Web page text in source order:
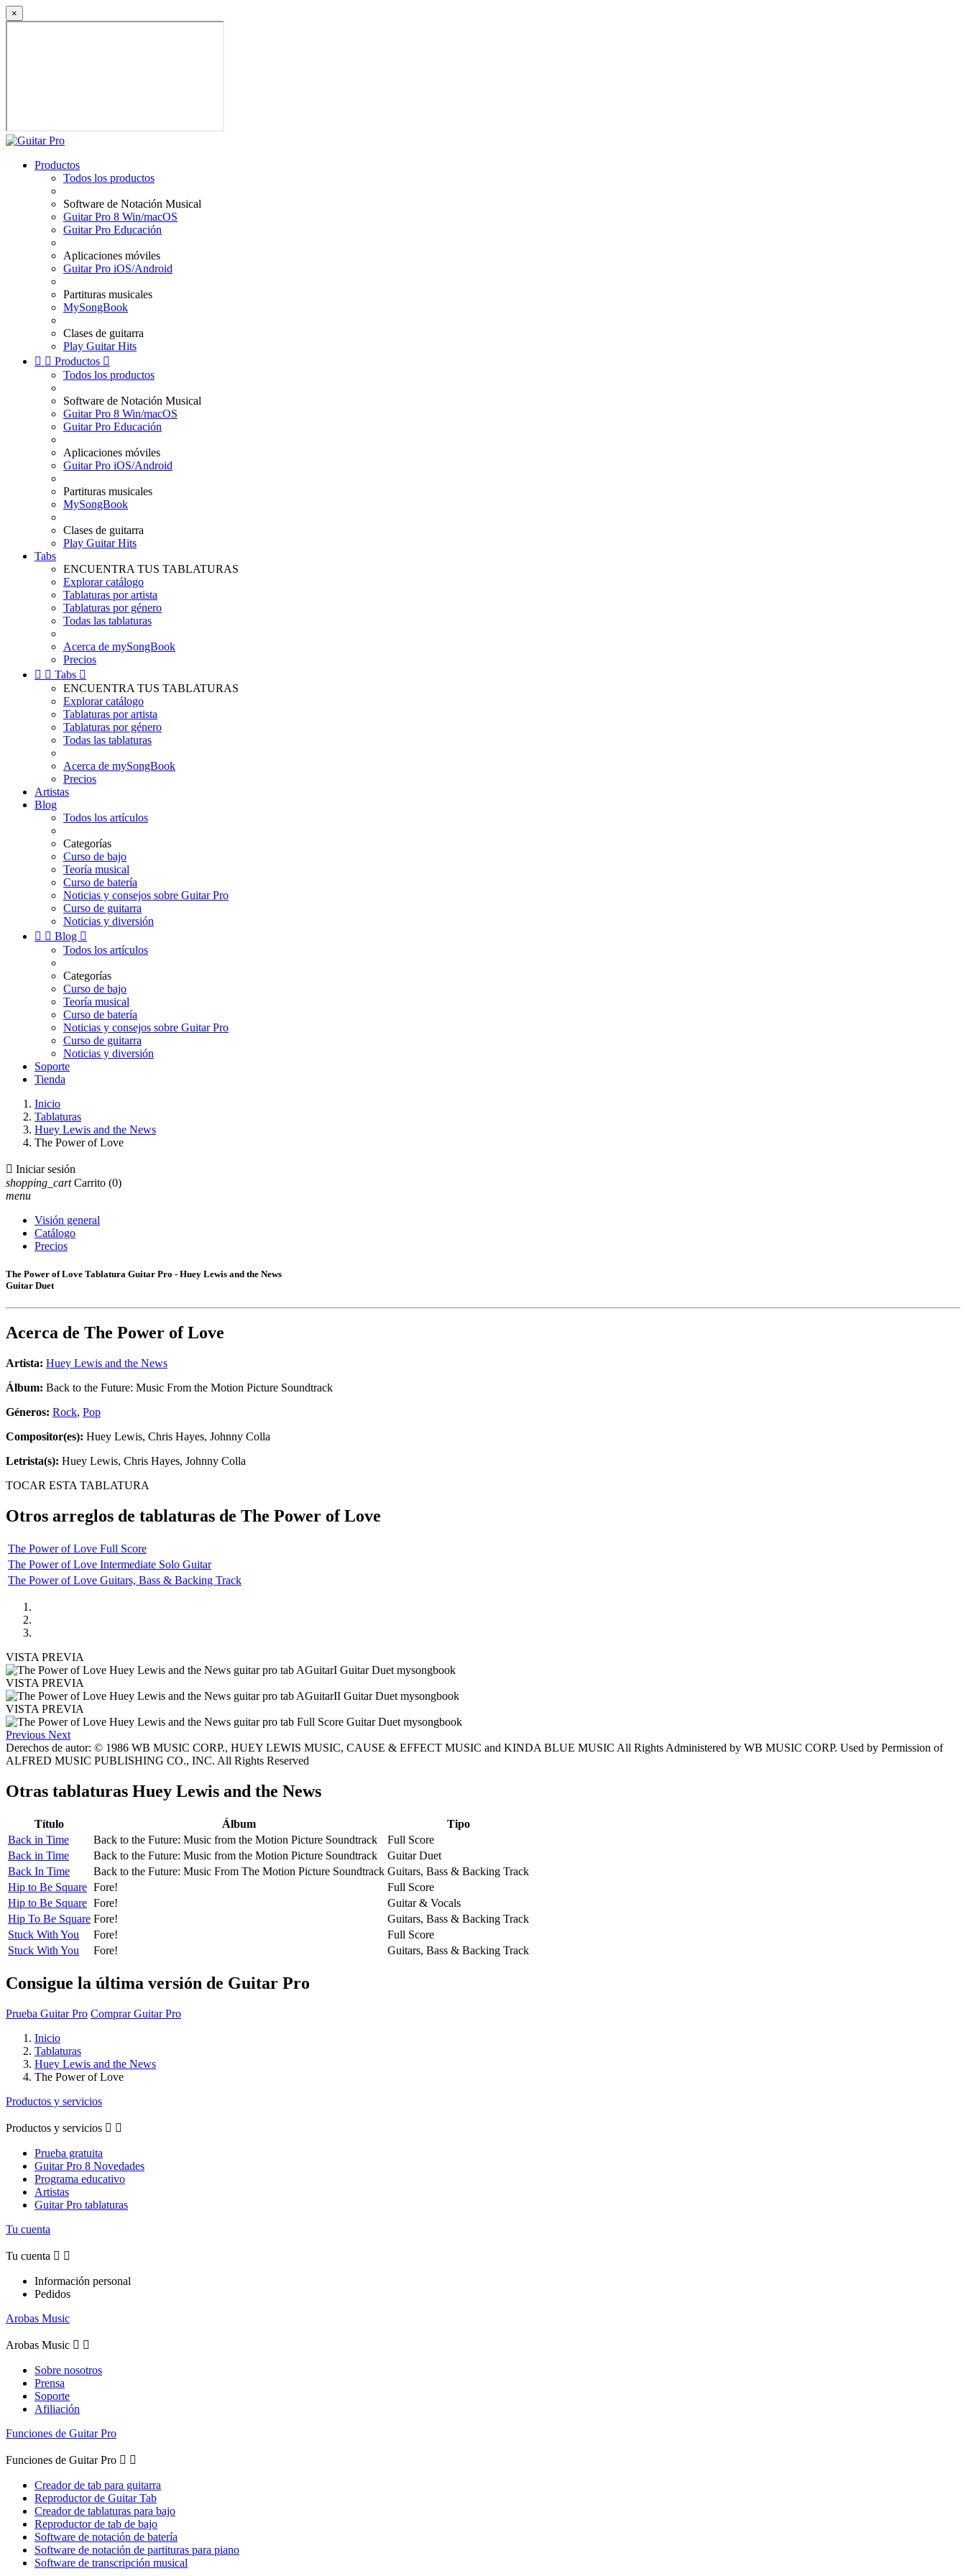
×
Productos
Todos los productos
Software de Notación Musical
Guitar Pro 8 Win/macOS
Guitar Pro Educación
Aplicaciones móviles
Guitar Pro iOS/Android
Partituras musicales
MySongBook
Clases de guitarra
Play Guitar Hits
  Productos 
Todos los productos
Software de Notación Musical
Guitar Pro 8 Win/macOS
Guitar Pro Educación
Aplicaciones móviles
Guitar Pro iOS/Android
Partituras musicales
MySongBook
Clases de guitarra
Play Guitar Hits
Tabs
ENCUENTRA TUS TABLATURAS
Explorar catálogo
Tablaturas por artista
Tablaturas por género
Todas las tablaturas
Acerca de mySongBook
Precios
  Tabs 
ENCUENTRA TUS TABLATURAS
Explorar catálogo
Tablaturas por artista
Tablaturas por género
Todas las tablaturas
Acerca de mySongBook
Precios
Artistas
Blog
Todos los artículos
Categorías
Curso de bajo
Teoría musical
Curso de batería
Noticias y consejos sobre Guitar Pro
Curso de guitarra
Noticias y diversión
  Blog 
Todos los artículos
Categorías
Curso de bajo
Teoría musical
Curso de batería
Noticias y consejos sobre Guitar Pro
Curso de guitarra
Noticias y diversión
Soporte
Tienda
Inicio
Tablaturas
Huey Lewis and the News
The Power of Love
 Iniciar sesión
shopping_cart Carrito (0)
menu
Visión general
Catálogo
Precios
The Power of Love Tablatura Guitar Pro - Huey Lewis and the News
Guitar Duet
Acerca de The Power of Love
Artista: Huey Lewis and the News
Álbum: Back to the Future: Music From the Motion Picture Soundtrack
Géneros: Rock, Pop
Compositor(es): Huey Lewis, Chris Hayes, Johnny Colla
Letrista(s): Huey Lewis, Chris Hayes, Johnny Colla
TOCAR ESTA TABLATURA
Otros arreglos de tablaturas de The Power of Love
The Power of Love Full Score
The Power of Love Intermediate Solo Guitar
The Power of Love Guitars, Bass & Backing Track
VISTA PREVIA
VISTA PREVIA
VISTA PREVIA
Previous Next
Derechos de autor: © 1986 WB MUSIC CORP., HUEY LEWIS MUSIC, CAUSE & EFFECT MUSIC and KINDA BLUE MUSIC All Rights Administered by WB MUSIC CORP. Used by Permission of
ALFRED MUSIC PUBLISHING CO., INC. All Rights Reserved
Otras tablaturas Huey Lewis and the News
Título Álbum
Tipo
Back in Time
Back to the Future: Music from the Motion Picture Soundtrack
Full Score
Back in Time
Back to the Future: Music from the Motion Picture Soundtrack
Guitar Duet
Back In Time
Back to the Future: Music From The Motion Picture Soundtrack Guitars, Bass & Backing Track
Hip to Be Square Fore!
Full Score
Hip to Be Square Fore!
Guitar & Vocals
Hip To Be Square Fore!
Guitars, Bass & Backing Track
Stuck With You
Fore!
Full Score
Stuck With You
Fore! Guitars, Bass & Backing Track
Consigue la última versión de Guitar Pro
Prueba Guitar Pro Comprar Guitar Pro
Inicio
Tablaturas
Huey Lewis and the News
The Power of Love
Productos y servicios
Productos y servicios  
Prueba gratuita
Guitar Pro 8 Novedades
Programa educativo
Artistas
Guitar Pro tablaturas
Tu cuenta
Tu cuenta  
Información personal
Pedidos
Arobas Music
Arobas Music  
Sobre nosotros
Prensa
Soporte
Afiliación
Funciones de Guitar Pro
Funciones de Guitar Pro  
Creador de tab para guitarra
Reproductor de Guitar Tab
Creador de tablaturas para bajo
Reproductor de tab de bajo
Software de notación de batería
Software de notación de partituras para piano
Software de transcripción musical